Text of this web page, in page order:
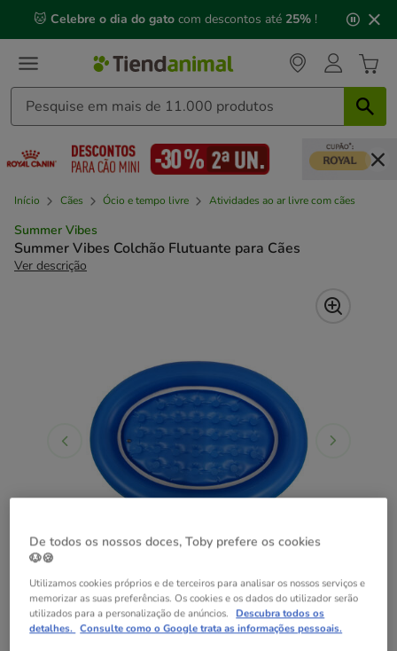
mensagem,
🐱 Celebre o dia do gato com descontos até 25% !
Início Cães Ócio e tempo livre Atividades ao ar livre com cães
Summer Vibes
Summer Vibes Colchão Flutuante para Cães
Ver descrição
De todos os nossos doces, Toby prefere os cookies
🐶🍪
Utilizamos cookies próprios e de terceiros para analisar os nossos serviços e
memorizar as suas preferências. Os cookies e os dados do utilizador serão
utilizados para a personalização de anúncios. Descubra todos os
detalhes. Consulte como o Google trata as informações pessoais.